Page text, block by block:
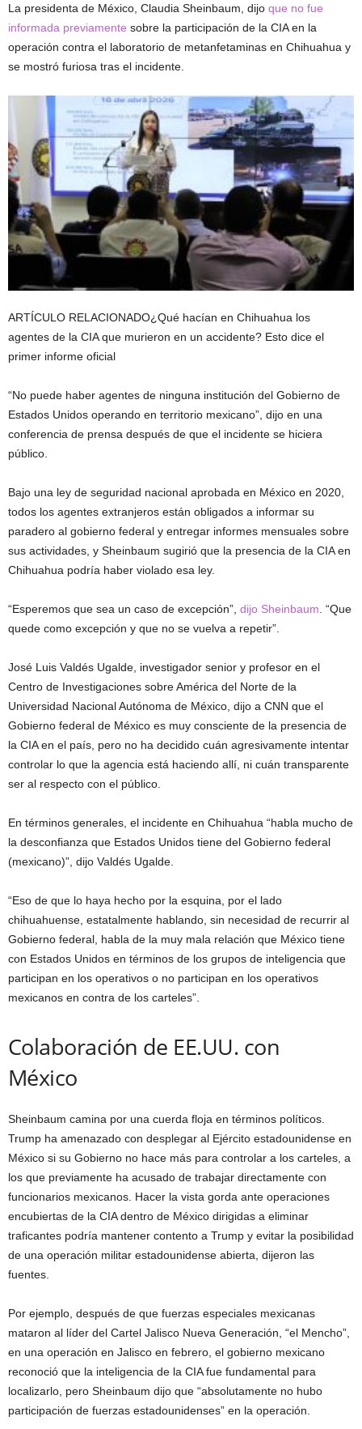
La presidenta de México, Claudia Sheinbaum, dijo que no fue
informada previamente sobre la participación de la CIA en la
operación contra el laboratorio de metanfetaminas en Chihuahua y
se mostró furiosa tras el incidente.
ARTÍCULO RELACIONADO¿Qué hacían en Chihuahua los
agentes de la CIA que murieron en un accidente? Esto dice el
primer informe oficial
“No puede haber agentes de ninguna institución del Gobierno de
Estados Unidos operando en territorio mexicano”, dijo en una
conferencia de prensa después de que el incidente se hiciera
público.
Bajo una ley de seguridad nacional aprobada en México en 2020,
todos los agentes extranjeros están obligados a informar su
paradero al gobierno federal y entregar informes mensuales sobre
sus actividades, y Sheinbaum sugirió que la presencia de la CIA en
Chihuahua podría haber violado esa ley.
“Esperemos que sea un caso de excepción”, dijo Sheinbaum . “Que
quede como excepción y que no se vuelva a repetir”.
José Luis Valdés Ugalde, investigador senior y profesor en el
Centro de Investigaciones sobre América del Norte de la
Universidad Nacional Autónoma de México, dijo a CNN que el
Gobierno federal de México es muy consciente de la presencia de
la CIA en el país, pero no ha decidido cuán agresivamente intentar
controlar lo que la agencia está haciendo allí, ni cuán transparente
ser al respecto con el público.
En términos generales, el incidente en Chihuahua “habla mucho de
la desconfianza que Estados Unidos tiene del Gobierno federal
(mexicano)”, dijo Valdés Ugalde.
“Eso de que lo haya hecho por la esquina, por el lado
chihuahuense, estatalmente hablando, sin necesidad de recurrir al
Gobierno federal, habla de la muy mala relación que México tiene
con Estados Unidos en términos de los grupos de inteligencia que
participan en los operativos o no participan en los operativos
mexicanos en contra de los carteles”.
Colaboración de EE.UU. con
México
Sheinbaum camina por una cuerda floja en términos políticos.
Trump ha amenazado con desplegar al Ejército estadounidense en
México si su Gobierno no hace más para controlar a los carteles, a
los que previamente ha acusado de trabajar directamente con
funcionarios mexicanos. Hacer la vista gorda ante operaciones
encubiertas de la CIA dentro de México dirigidas a eliminar
traficantes podría mantener contento a Trump y evitar la posibilidad
de una operación militar estadounidense abierta, dijeron las
fuentes.
Por ejemplo, después de que fuerzas especiales mexicanas
mataron al líder del Cartel Jalisco Nueva Generación, “el Mencho”,
en una operación en Jalisco en febrero, el gobierno mexicano
reconoció que la inteligencia de la CIA fue fundamental para
localizarlo, pero Sheinbaum dijo que “absolutamente no hubo
participación de fuerzas estadounidenses” en la operación.